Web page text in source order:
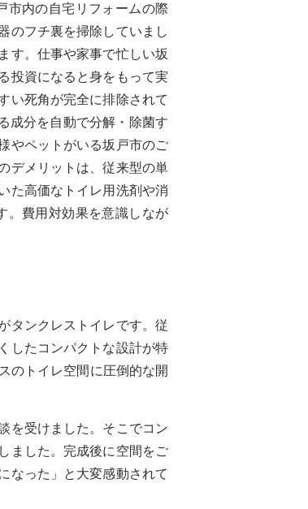
市内の自宅リフォームの際
のフチ裏を掃除していまし
す。仕事や家事で忙しい坂
投資になると身をもって実
い死角が完全に排除されて
成分を自動で分解・除菌す
やペットがいる坂戸市のご
デメリットは、従来型の単
た高価なトイレ用洗剤や消
。費用対効果を意識しなが
タンクレストイレです。従
したコンパクトな設計が特
のトイレ空間に圧倒的な開
を受けました。そこでコン
ました。完成後に空間をご
なった」と大変感動されて